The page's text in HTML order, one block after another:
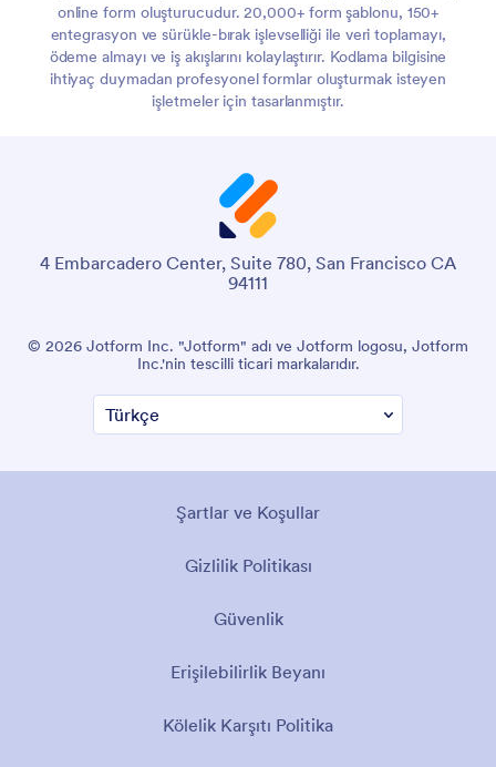
online form oluşturucudur. 20,000+ form şablonu, 150+
entegrasyon ve sürükle-bırak işlevselliği ile veri toplamayı,
ödeme almayı ve iş akışlarını kolaylaştırır. Kodlama bilgisine
ihtiyaç duymadan profesyonel formlar oluşturmak isteyen
işletmeler için tasarlanmıştır.
4 Embarcadero Center, Suite 780, San Francisco CA
94111
© 2026 Jotform Inc. "Jotform" adı ve Jotform logosu, Jotform
Inc.'nin tescilli ticari markalarıdır.
Şartlar ve Koşullar
Gizlilik Politikası
Güvenlik
Erişilebilirlik Beyanı
Kölelik Karşıtı Politika